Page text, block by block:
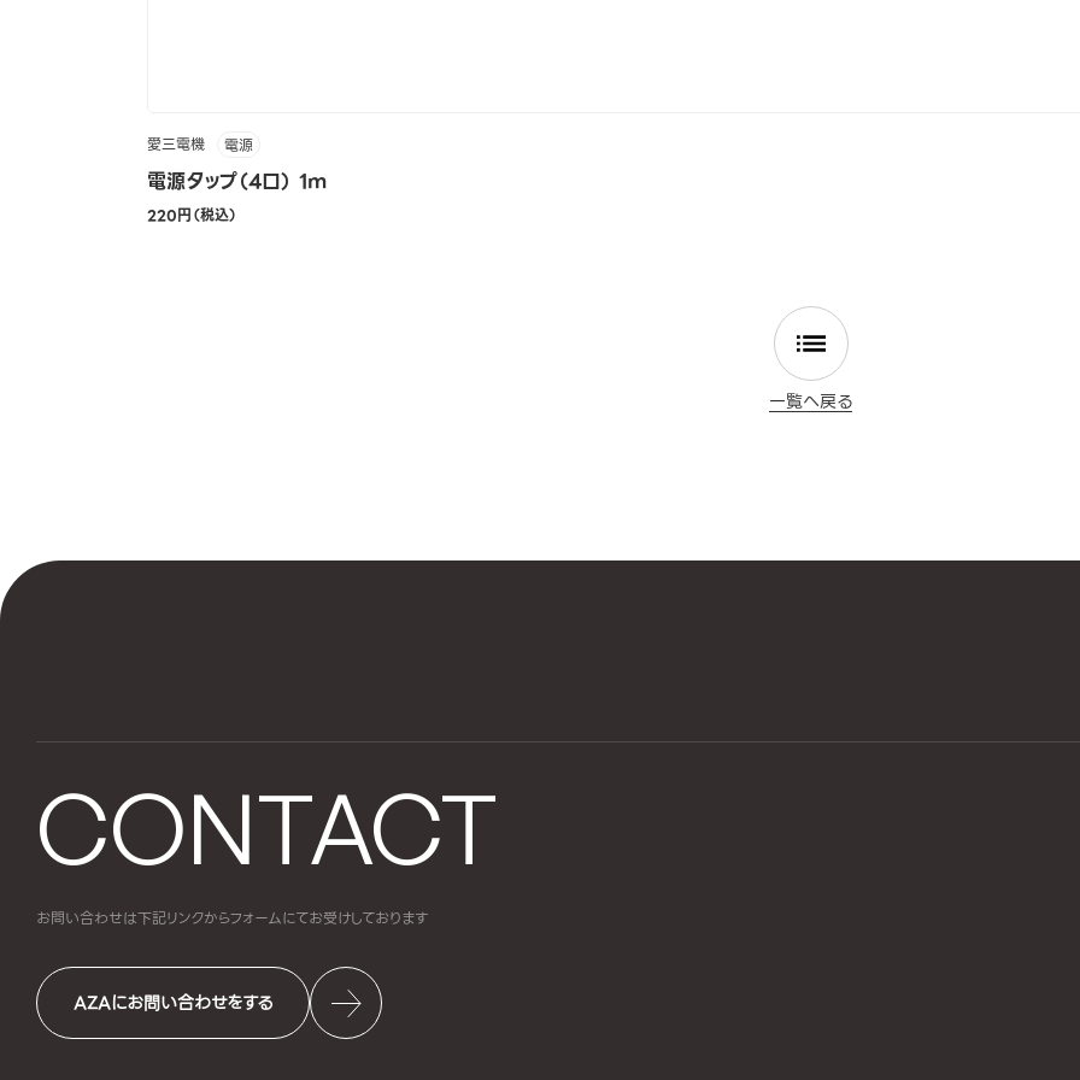
愛三電機 電源
電源タップ（4口） 1m
220円（税込）
一覧へ戻る
CONTACT
お問い合わせは下記リンクからフォームにてお受けしております
AZAにお問い合わせをする